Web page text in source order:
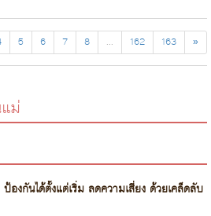
5 6 7 8 ... 162 163 »
ม่
องกันได้ตั้งแต่เริ่ม ลดความเสี่ยง ด้วยเคล็ดลับ